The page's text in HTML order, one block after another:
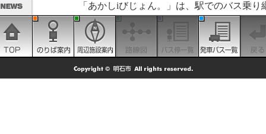
「あかしiびじょん。」は、駅でのバス乗り